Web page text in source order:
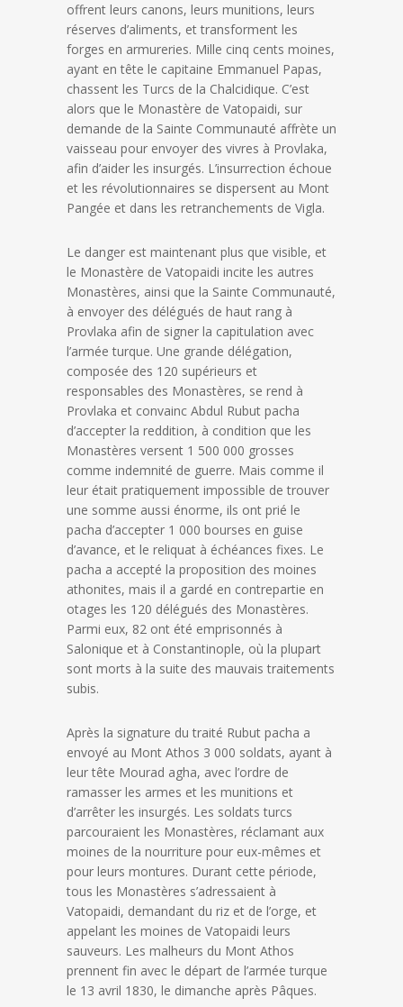
offrent leurs canons, leurs munitions, leurs
réserves d’aliments, et transforment les
forges en armureries. Mille cinq cents moines,
ayant en tête le capitaine Emmanuel Papas,
chassent les Turcs de la Chalcidique. C’est
alors que le Monastère de Vatopaidi, sur
demande de la Sainte Communauté affrète un
vaisseau pour envoyer des vivres à Provlaka,
afin d’aider les insurgés. L’insurrection échoue
et les révolutionnaires se dispersent au Mont
Pangée et dans les retranchements de Vigla.
Le danger est maintenant plus que visible, et
le Monastère de Vatopaidi incite les autres
Monastères, ainsi que la Sainte Communauté,
à envoyer des délégués de haut rang à
Provlaka afin de signer la capitulation avec
l’armée turque. Une grande délégation,
composée des 120 supérieurs et
responsables des Monastères, se rend à
Provlaka et convainc Abdul Rubut pacha
d’accepter la reddition, à condition que les
Monastères versent 1 500 000 grosses
comme indemnité de guerre. Mais comme il
leur était pratiquement impossible de trouver
une somme aussi énorme, ils ont prié le
pacha d’accepter 1 000 bourses en guise
d’avance, et le reliquat à échéances fixes. Le
pacha a accepté la proposition des moines
athonites, mais il a gardé en contrepartie en
otages les 120 délégués des Monastères.
Parmi eux, 82 ont été emprisonnés à
Salonique et à Constantinople, où la plupart
sont morts à la suite des mauvais traitements
subis.
Après la signature du traité Rubut pacha a
envoyé au Mont Athos 3 000 soldats, ayant à
leur tête Mourad agha, avec l’ordre de
ramasser les armes et les munitions et
d’arrêter les insurgés. Les soldats turcs
parcouraient les Monastères, réclamant aux
moines de la nourriture pour eux-mêmes et
pour leurs montures. Durant cette période,
tous les Monastères s’adressaient à
Vatopaidi, demandant du riz et de l’orge, et
appelant les moines de Vatopaidi leurs
sauveurs. Les malheurs du Mont Athos
prennent fin avec le départ de l’armée turque
le 13 avril 1830, le dimanche après Pâques.